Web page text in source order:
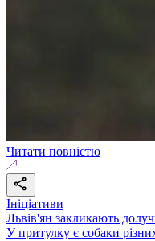
Читати повністю
Ініціативи
Львів'ян закликають
У притулку є собаки